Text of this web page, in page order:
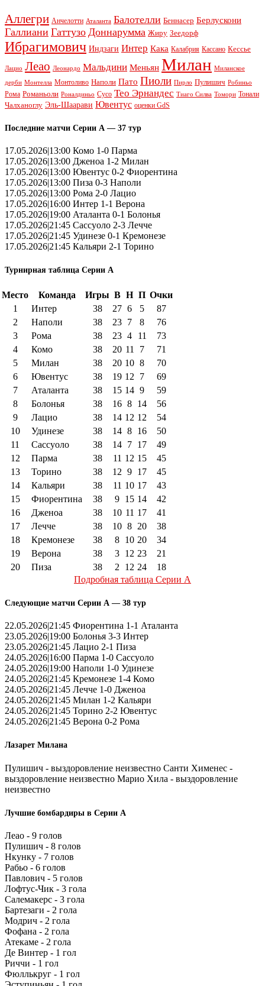
Аллегри Анчелотти Аталанта Балотелли Беннасер Берлускони
Галлиани Гаттузо Доннарумма Жиру Зеедорф
Ибрагимович Индзаги Интер Кака Калабрия Кассано Кессье
Лацио Леао Леонардо Мальдини Меньян Милан Миланское
дерби Монтелла Монтоливо Наполи Пато Пиоли Пирло Пулишич Робиньо
Рома Романьоли Роналдиньо Сусо Тео Эрнандес Тиаго Силва Томори Тонали
Чалханоглу Эль-Шаарави Ювентус оценки GdS
Последние матчи Серии А — 37 тур
17.05.2026|13:00 Комо 1-0 Парма
17.05.2026|13:00 Дженоа 1-2 Милан
17.05.2026|13:00 Ювентус 0-2 Фиорентина
17.05.2026|13:00 Пиза 0-3 Наполи
17.05.2026|13:00 Рома 2-0 Лацио
17.05.2026|16:00 Интер 1-1 Верона
17.05.2026|19:00 Аталанта 0-1 Болонья
17.05.2026|21:45 Сассуоло 2-3 Лечче
17.05.2026|21:45 Удинезе 0-1 Кремонезе
17.05.2026|21:45 Кальяри 2-1 Торино
Турнирная таблица Серии А
Место Команда Игры В Н П Очки
1
Интер 38 27 6 5
87
2
Наполи 38 23 7 8
76
3
Рома 38 23 4 11
73
4
Комо 38 20 11 7
71
5
Милан 38 20 10 8
70
6
Ювентус 38 19 12 7
69
7
Аталанта 38 15 14 9
59
8
Болонья 38 16 8 14
56
9
Лацио 38 14 12 12
54
10
Удинезе 38 14 8 16
50
11
Сассуоло 38 14 7 17
49
12
Парма 38 11 12 15
45
13
Торино 38 12 9 17
45
14
Кальяри 38 11 10 17
43
15
Фиорентина 38 9 15 14
42
16
Дженоа 38 10 11 17
41
17
Лечче 38 10 8 20
38
18
Кремонезе 38 8 10 20
34
19
Верона 38 3 12 23
21
20
Пиза 38 2 12 24
18
Подробная таблица Серии А
Следующие матчи Серии А — 38 тур
22.05.2026|21:45 Фиорентина 1-1 Аталанта
23.05.2026|19:00 Болонья 3-3 Интер
23.05.2026|21:45 Лацио 2-1 Пиза
24.05.2026|16:00 Парма 1-0 Сассуоло
24.05.2026|19:00 Наполи 1-0 Удинезе
24.05.2026|21:45 Кремонезе 1-4 Комо
24.05.2026|21:45 Лечче 1-0 Дженоа
24.05.2026|21:45 Милан 1-2 Кальяри
24.05.2026|21:45 Торино 2-2 Ювентус
24.05.2026|21:45 Верона 0-2 Рома
Лазарет Милана
Пулишич - выздоровление неизвестно Санти Хименес -
выздоровление неизвестно Марио Хила - выздоровление
неизвестно
Лучшие бомбардиры в Серии А
Леао - 9 голов
Пулишич - 8 голов
Нкунку - 7 голов
Рабьо - 6 голов
Павлович - 5 голов
Лофтус-Чик - 3 гола
Салемакерс - 3 гола
Бартезаги - 2 гола
Модрич - 2 гола
Фофана - 2 гола
Атекаме - 2 гола
Де Винтер - 1 гол
Риччи - 1 гол
Фюллькруг - 1 гол